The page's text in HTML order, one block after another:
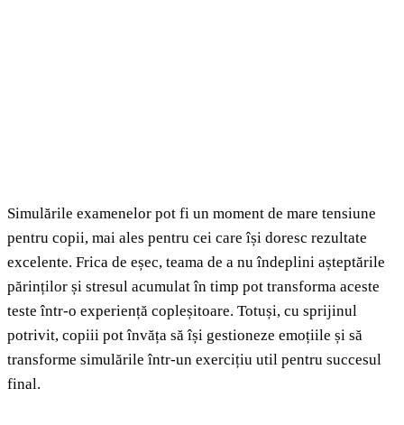
Simulările examenelor pot fi un moment de mare tensiune
pentru copii, mai ales pentru cei care își doresc rezultate
excelente. Frica de eșec, teama de a nu îndeplini așteptările
părinților și stresul acumulat în timp pot transforma aceste
teste într-o experiență copleșitoare. Totuși, cu sprijinul
potrivit, copiii pot învăța să își gestioneze emoțiile și să
transforme simulările într-un exercițiu util pentru succesul
final.